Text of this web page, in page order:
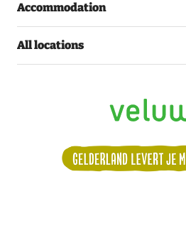
Accommodation
All locations